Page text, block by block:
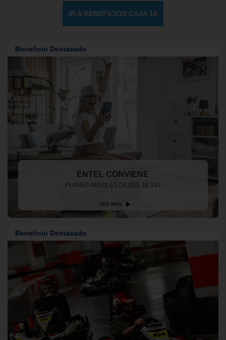
IR A BENEFICIOS CAJA 18
Beneficio Destacado
ENTEL CONVIENE
PLANES MÓVILES DESDE $8.541
VER MÁS
Beneficio Destacado